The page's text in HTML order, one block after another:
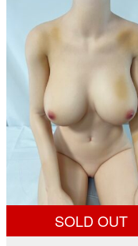
は
¥80,000
で
し
た。
格
は
で
SOLD OUT